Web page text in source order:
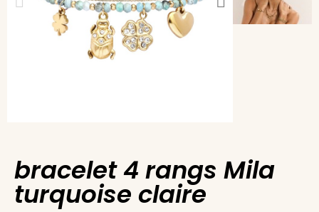
bracelet 4 rangs Mila
turquoise claire